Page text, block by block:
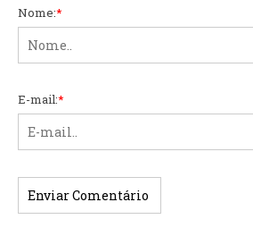
Nome:*
E-mail:*